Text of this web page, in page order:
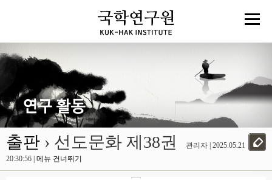
출판 › 선도문화 제38권
관리자 | 2025.05.21
20:30:56 | 메뉴 건너뛰기